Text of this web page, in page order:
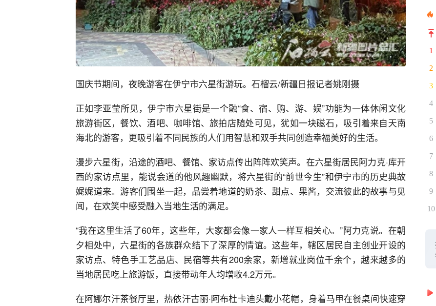
国庆节期间，夜晚游客在伊宁市六星街游玩。石榴云/新疆日报记者姚刚摄
正如李亚莹所见，伊宁市六星街是一个融“食、宿、购、游、娱”功能为一体休闲文化
旅游街区，餐饮、酒吧、咖啡馆、旅拍店随处可见，犹如一块磁石，吸引着来自天南
海北的游客，更吸引着不同民族的人们用智慧和双手共同创造幸福美好的生活。
漫步六星街，沿途的酒吧、餐馆、家访点传出阵阵欢笑声。在六星街居民阿力克·库开
西的家访点里，能说会道的他风趣幽默，将六星街的“前世今生”和伊宁市的历史典故
娓娓道来。游客们围坐一起，品尝着地道的奶茶、甜点、果酱，交流彼此的故事与见
闻，在欢笑中感受融入当地生活的满足。
“我在这里生活了60年，这些年，大家都会像一家人一样互相关心。”阿力克说。在朝
夕相处中，六星街的各族群众结下了深厚的情谊。这些年，辖区居民自主创业开设的
家访点、特色手工艺品店、民宿等共有200余家，新增就业岗位千余个，越来越多的
当地居民吃上旅游饭，直接带动年人均增收4.2万元。
在阿娜尔汗茶餐厅里，热依汗古丽·阿布杜卡迪头戴小花帽，身着马甲在餐桌间快速穿
1
2
3
4
5
6
7
8
9
10